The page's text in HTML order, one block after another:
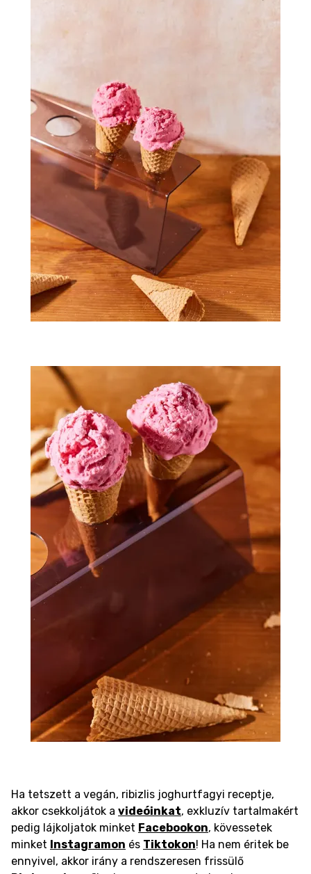
Ha tetszett a vegán, ribizlis joghurtfagyi receptje,
akkor csekkoljátok a videóinkat, exkluzív tartalmakért
pedig lájkoljatok minket Facebookon, kövessetek
minket Instagramon és Tiktokon! Ha nem éritek be
ennyivel, akkor irány a rendszeresen frissülő